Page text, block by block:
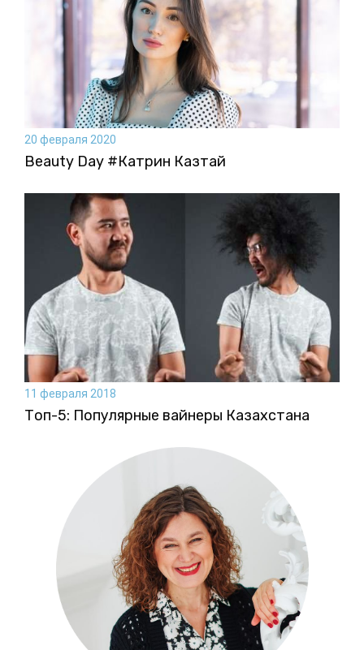
20 февраля 2020
Beauty Day #Катрин Казтай
11 февраля 2018
Топ-5: Популярные вайнеры Казахстана